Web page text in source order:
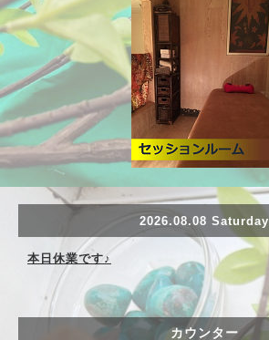
2026.08.08 Saturday
本日休業です♪
カウンター